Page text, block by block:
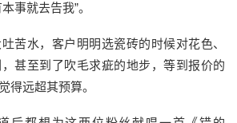
事就去告我”。
苦水，客户明明选瓷砖的时候对花色、
甚至到了吹毛求疵的地步，等到报价的
得远超其预算。